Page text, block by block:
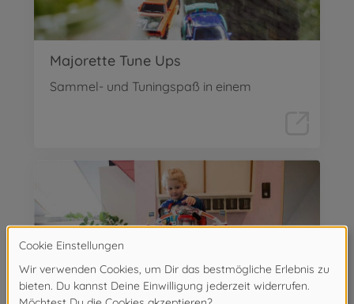
Majorette Tune Ups
Sammel- und Tuningspaß in einem